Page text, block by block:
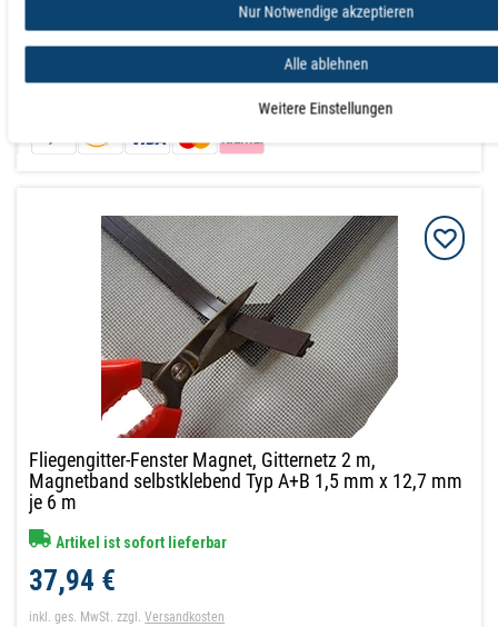
anfragen
Warenkorb
Fliegengitter-Fenster Magnet, Gitternetz 2 m,
Magnetband selbstklebend Typ A+B 1,5 mm x 12,7 mm
je 6 m
Artikel ist sofort lieferbar
37,94 €
inkl. ges. MwSt. zzgl.Versandkosten
Nur Notwendige akzeptieren
Alle ablehnen
Weitere Einstellungen